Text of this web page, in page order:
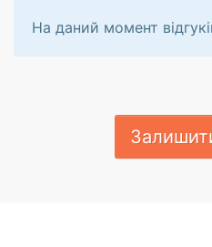
На даний момент